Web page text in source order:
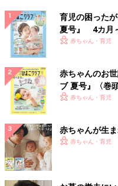
育児の困った
夏号』 4カ月
いっぱい！
赤ちゃん・育児
赤ちゃんのお
ブ 夏号』〈巻
く！ おっぱい
赤ちゃん・育児
赤ちゃんが生
赤ちゃん・育児